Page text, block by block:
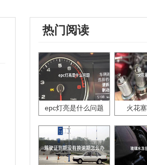
热门阅读
epc灯亮是什么问题 火花